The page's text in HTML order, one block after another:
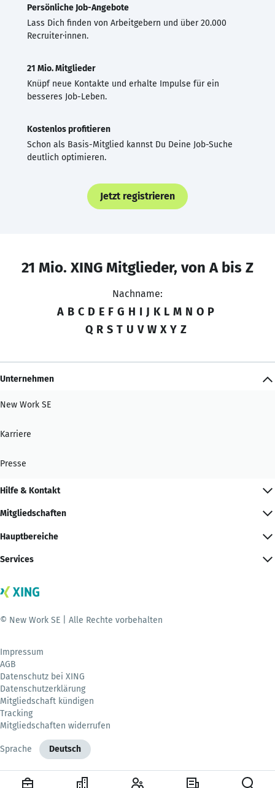
Persönliche Job-Angebote
Lass Dich finden von Arbeitgebern und über 20.000
Recruiter·innen.
21 Mio. Mitglieder
Knüpf neue Kontakte und erhalte Impulse für ein
besseres Job-Leben.
Kostenlos profitieren
Schon als Basis-Mitglied kannst Du Deine Job-Suche
deutlich optimieren.
Jetzt registrieren
21 Mio. XING Mitglieder, von A bis Z
Nachname:
A B C D E F G H I J K L M N O P
Q R S T U V W X Y Z
Unternehmen
New Work SE
Karriere
Presse
Hilfe & Kontakt
Mitgliedschaften
Hauptbereiche
Services
© New Work SE | Alle Rechte vorbehalten
Impressum
AGB
Datenschutz bei XING
Datenschutzerklärung
Mitgliedschaft kündigen
Tracking
Mitgliedschaften widerrufen
Sprache Deutsch